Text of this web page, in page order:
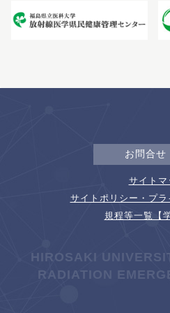
お問合せ
サイトマ
サイトポリシー・プ
規程等一覧【
HIROSAKI
RADIATION